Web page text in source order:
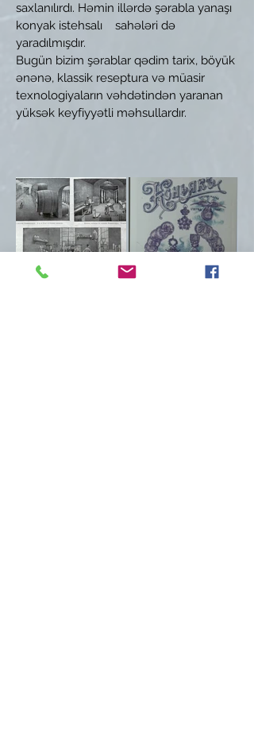
saxlanılırdı. Həmin illərdə şərabla yanaşı
konyak istehsalı sahələri də
yaradılmışdır.
Bugün bizim şərablar qədim tarix, böyük
ənənə, klassik reseptura və müasir
texnologiyaların vəhdətindən yaranan
yüksək keyfiyyətli məhsullardır.